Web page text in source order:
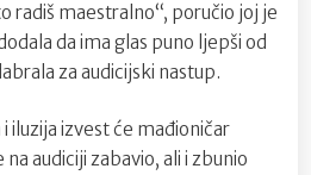
radiš maestralno“, poručio joj je
da ima glas puno ljepši od
za audicijski nastup.
iluzija izvest će mađioničar
audiciji zabavio, ali i zbunio